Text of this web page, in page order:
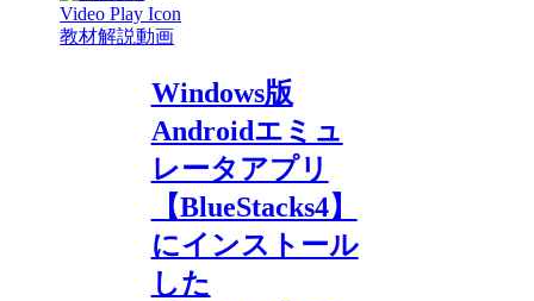
教材解説動画
Windows版
Androidエミュ
レータアプリ
【BlueStacks4】
にインストール
した